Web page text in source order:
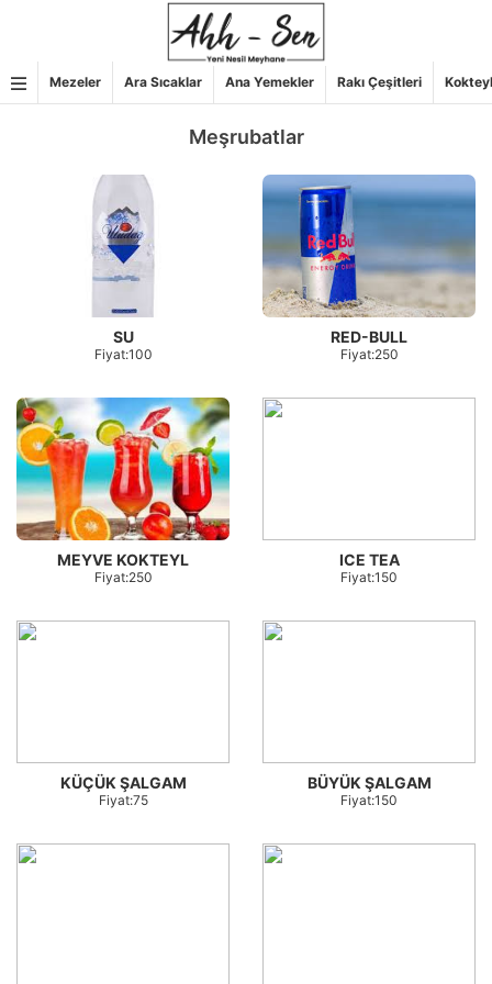
Mezeler Ara Sıcaklar Ana Yemekler Rakı Çeşitleri Kokteyl
Meşrubatlar
SU
Fiyat:100
RED-BULL
Fiyat:250
MEYVE KOKTEYL
Fiyat:250
ICE TEA
Fiyat:150
KÜÇÜK ŞALGAM
Fiyat:75
BÜYÜK ŞALGAM
Fiyat:150